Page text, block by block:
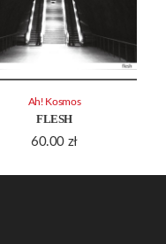
FLESH
60.00 zł
Ah! Kosmos